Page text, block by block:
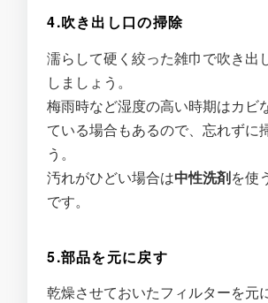
4.吹き出し口の掃除
濡らして硬く絞った雑巾で吹き出
しましょう。
梅雨時など湿度の高い時期はカビ
ている場合もあるので、忘れずに
う。
汚れがひどい場合は中性洗剤を使
です。
5.部品を元に戻す
乾燥させておいたフィルターを元